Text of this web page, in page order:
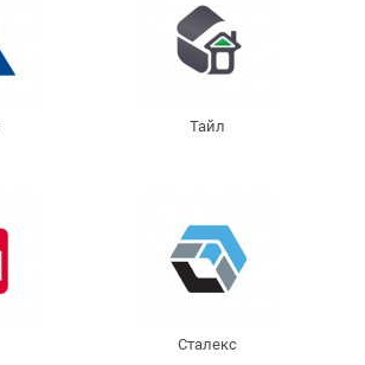
Тайл
Сталекс